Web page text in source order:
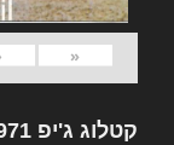
«
קטלוג ג'יפ 1971